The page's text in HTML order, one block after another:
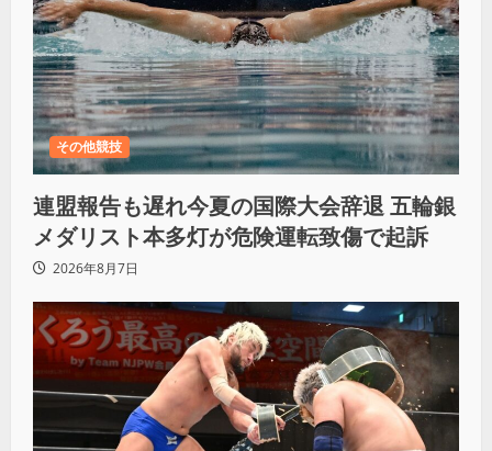
その他競技
連盟報告も遅れ今夏の国際大会辞退 五輪銀
メダリスト本多灯が危険運転致傷で起訴
2026年8月7日